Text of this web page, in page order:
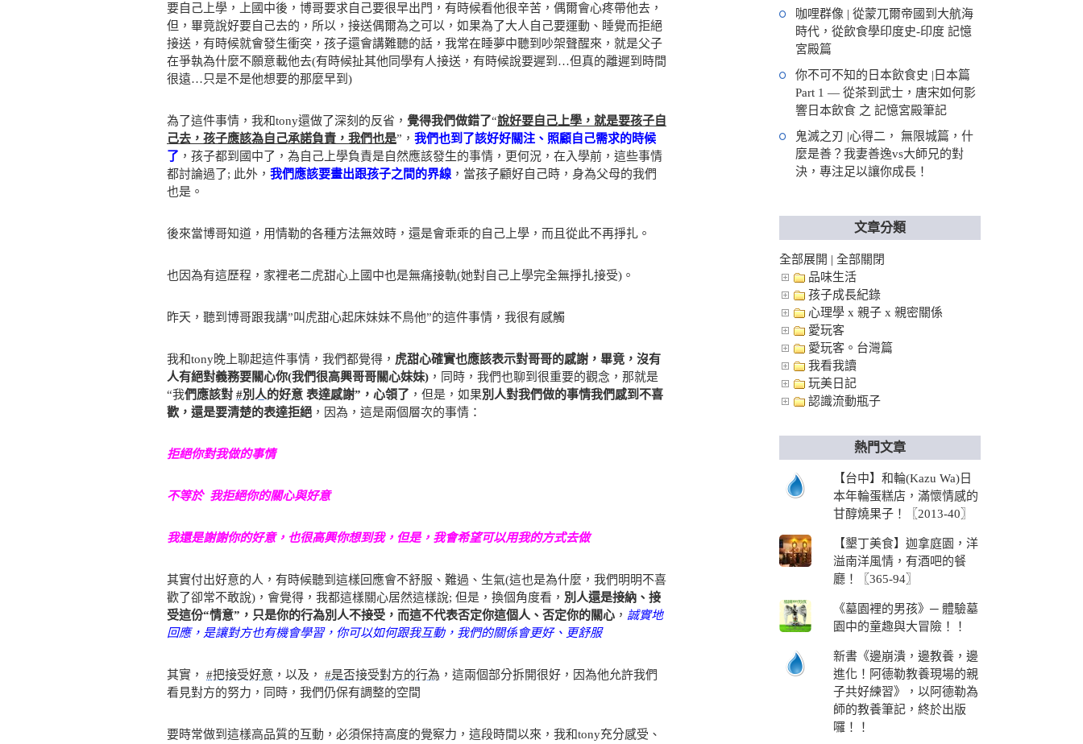
要自己上學，上國中後，博哥要求自己要很早出門，有時候看他很辛苦，偶爾會心疼帶他去，
但，畢竟說好要自己去的，所以，接送偶爾為之可以，如果為了大人自己要運動、睡覺而拒絕
接送，有時候就會發生衝突，孩子還會講難聽的話，我常在睡夢中聽到吵架聲醒來，就是父子
在爭執為什麼不願意載他去(有時候扯其他同學有人接送，有時候說要遲到…但真的離遲到時間
很遠…只是不是他想要的那麼早到)
為了這件事情，我和tony還做了深刻的反省， 覺得我們做錯了“說好要自己上學，就是要孩子自
己去，孩子應該為自己承諾負責，我們也是”， 我們也到了該好好關注、照顧自己需求的時候
了 ，孩子都到國中了，為自己上學負責是自然應該發生的事情，更何況，在入學前，這些事情
都討論過了; 此外， 我們應該要畫出跟孩子之間的界線 ，當孩子顧好自己時，身為父母的我們
也是。
後來當博哥知道，用情勒的各種方法無效時，還是會乖乖的自己上學，而且從此不再掙扎。
也因為有這歷程，家裡老二虎甜心上國中也是無痛接軌(她對自己上學完全無掙扎接受)。
昨天，聽到博哥跟我講”叫虎甜心起床妹妹不鳥他”的這件事情，我很有感觸
我和tony晚上聊起這件事情，我們都覺得， 虎甜心確實也應該表示對哥哥的感謝，畢竟，沒有
人有絕對義務要關心你(我們很高興哥哥關心妹妹) ，同時，我們也聊到很重要的觀念，那就是
“我們應該對 #別人的好意 表達感謝”，心領了 ，但是，如果別人對我們做的事情我們感到不喜
歡，還是要清楚的表達拒絕 ，因為，這是兩個層次的事情：
拒絕你對我做的事情
不等於 我拒絕你的關心與好意
我還是謝謝你的好意，也很高興你想到我，但是，我會希望可以用我的方式去做
其實付出好意的人，有時候聽到這樣回應會不舒服、難過、生氣(這也是為什麼，我們明明不喜
歡了卻常不敢說)，會覺得，我都這樣關心居然這樣說; 但是，換個角度看， 別人還是接納、接
受這份“情意”，只是你的行為別人不接受，而這不代表否定你這個人、否定你的關心 ， 誠實地
回應，是讓對方也有機會學習，你可以如何跟我互動，我們的關係會更好、更舒服
其實， #把接受好意 ，以及， #是否接受對方的行為 ，這兩個部分拆開很好，因為他允許我們
看見對方的努力，同時，我們仍保有調整的空間
要時常做到這樣高品質的互動，必須保持高度的覺察力，這段時間以來，我和tony充分感受、
咖哩群像 | 從蒙兀爾帝國到大航海
時代，從飲食學印度史-印度 記憶
宮殿篇
你不可不知的日本飲食史 |日本篇
Part 1 — 從茶到武士，唐宋如何影
響日本飲食 之 記憶宮殿筆記
鬼滅之刃 |心得二， 無限城篇，什
麼是善？我妻善逸vs大師兄的對
決，專注足以讓你成長！
文章分類
全部展開 | 全部關閉
品味生活
孩子成長紀錄
心理學 x 親子 x 親密關係
愛玩客
愛玩客。台灣篇
我看我讀
玩美日記
認識流動瓶子
熱門文章
【台中】和輪(Kazu Wa)日
本年輪蛋糕店，滿懷情感的
甘醇燒果子！〖2013-40〗
【墾丁美食】迦拿庭園，洋
溢南洋風情，有酒吧的餐
廳！〖365-94〗
《墓園裡的男孩》─ 體驗墓
園中的童趣與大冒險！！
新書《邊崩潰，邊教養，邊
進化！阿德勒教養現場的親
子共好練習》，以阿德勒為
師的教養筆記，終於出版
囉！！